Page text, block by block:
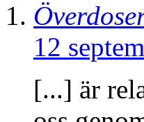
12
[...] är